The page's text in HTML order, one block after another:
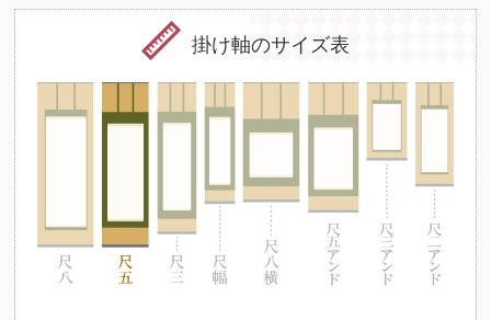
掛け軸のサイズ表